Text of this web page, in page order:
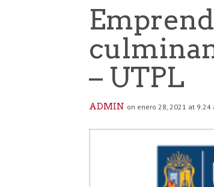
– UTPL
ADMIN on enero 28, 2021 at 9:24